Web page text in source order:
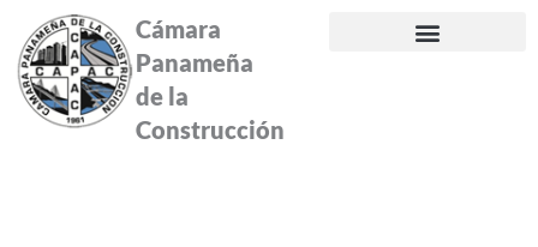
contenido
Cámara
Panameña
de la
Construcción